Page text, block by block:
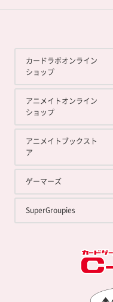
カードラボオンライン
ショップ
アニメイトオンライン
ショップ
アニメイトブックスト
ア
ゲーマーズ
SuperGroupies